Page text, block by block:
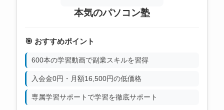
本気のパソコン塾
🎯 おすすめポイント
600本の学習動画で副業スキルを習得
入会金0円・月額16,500円の低価格
専属学習サポートで学習を徹底サポート